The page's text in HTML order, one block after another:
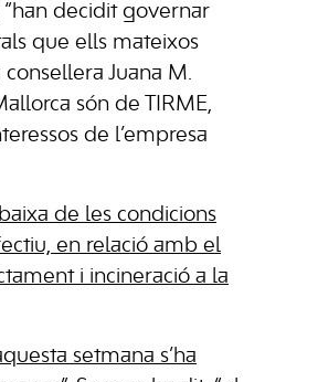
“han decidit governar
que ells mateixos
consellera Juana M.
són de TIRME,
de l’empresa
de les condicions
en relació amb el
i incineració a la
setmana s’ha